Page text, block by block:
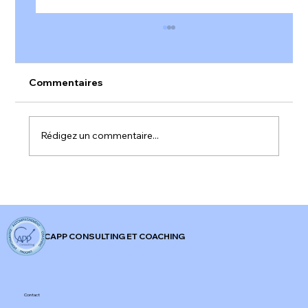
𝐅𝐫𝐚𝐧𝐜𝐞 !
Commentaires
Rédigez un commentaire...
CAPP CONSULTING ET COACHING
Contact